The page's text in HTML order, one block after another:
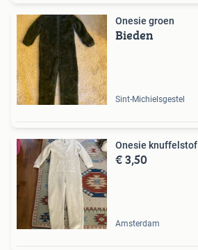
Onesie groen
Bieden
Sint-Michielsgestel
Onesie knuffelstof
€ 3,50
Amsterdam